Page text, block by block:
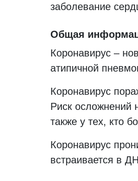
заболевание
Общая
Коронавирус –
атипичной
Коронавирус
Риск осложнений
также у тех, кто
Коронавирус
встраивается в